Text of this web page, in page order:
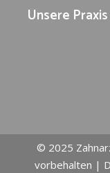
Unsere Praxis
© 2025
vorbehalten |